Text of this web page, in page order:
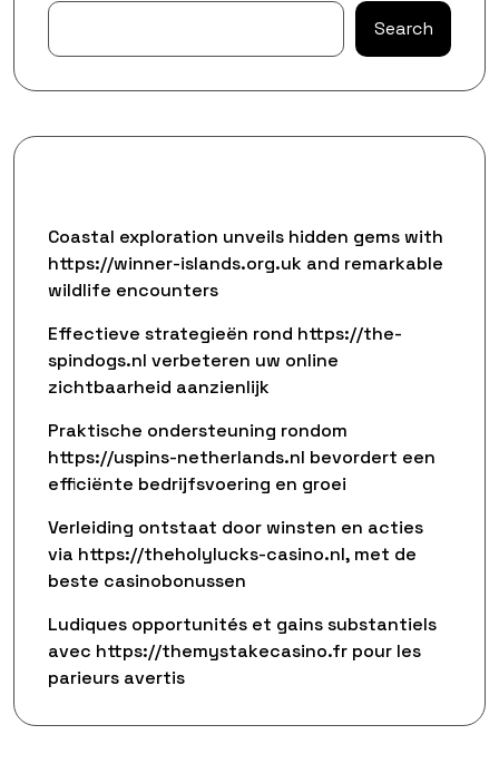
Search
Coastal exploration unveils hidden gems with
https://winner-islands.org.uk and remarkable
wildlife encounters
Effectieve strategieën rond https://the-
spindogs.nl verbeteren uw online
zichtbaarheid aanzienlijk
Praktische ondersteuning rondom
https://uspins-netherlands.nl bevordert een
efficiënte bedrijfsvoering en groei
Verleiding ontstaat door winsten en acties
via https://theholylucks-casino.nl, met de
beste casinobonussen
Ludiques opportunités et gains substantiels
avec https://themystakecasino.fr pour les
parieurs avertis